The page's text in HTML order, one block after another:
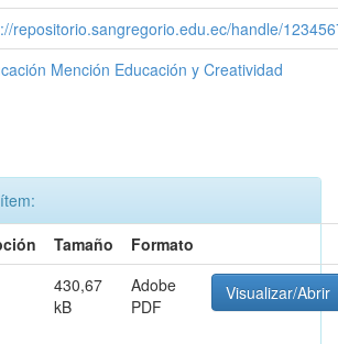
repositorio.sangregorio.edu.ec/handle/
Mención Educación y Creatividad
Tamaño
Formato
430,67
kB
Adobe
PDF
Visualizar/Abrir